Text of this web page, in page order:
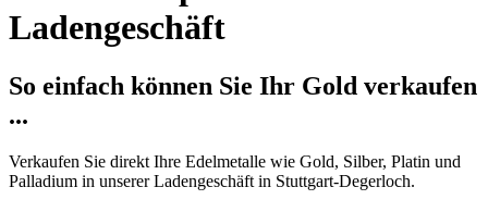
Ladengeschäft
So einfach können Sie Ihr Gold verkaufen
...
Verkaufen Sie direkt Ihre Edelmetalle wie Gold, Silber, Platin und
Palladium in unserer Ladengeschäft in Stuttgart-Degerloch.